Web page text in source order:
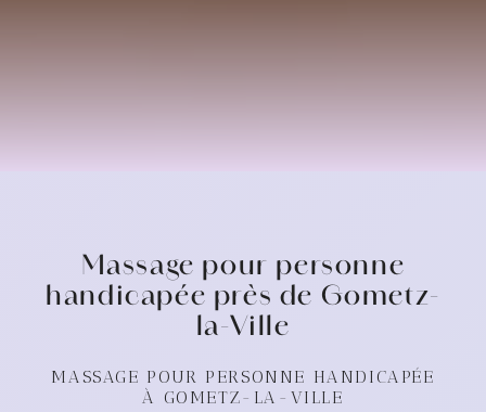
Massage pour personne
handicapée près de Gometz-
la-Ville
MASSAGE POUR PERSONNE HANDICAPÉE
À GOMETZ-LA-VILLE